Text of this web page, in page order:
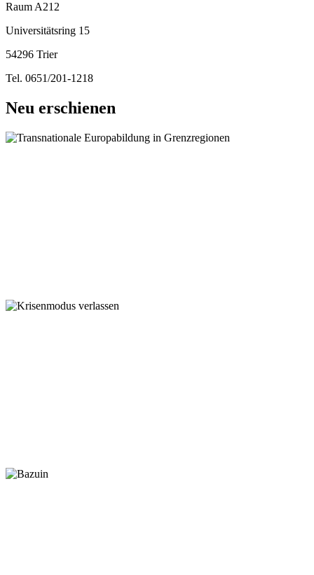
Raum A212
Universitätsring 15
54296 Trier
Tel. 0651/201-1218
Neu erschienen